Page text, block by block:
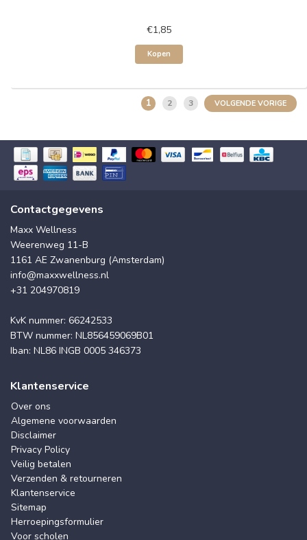
€1,85
Kopen
1 2 3 VOLGENDE VORIGE
Contactgegevens
Maxx Wellness
Weerenweg 11-B
1161 AE Zwanenburg (Amsterdam)
info@maxxwellness.nl
+31 204970819
KvK nummer: 66242533
BTW nummer: NL856459069B01
Iban: NL86 INGB 0005 346373
Klantenservice
Over ons
Algemene voorwaarden
Disclaimer
Privacy Policy
Veilig betalen
Verzenden & retourneren
Klantenservice
Sitemap
Herroepingsformulier
Voor scholen